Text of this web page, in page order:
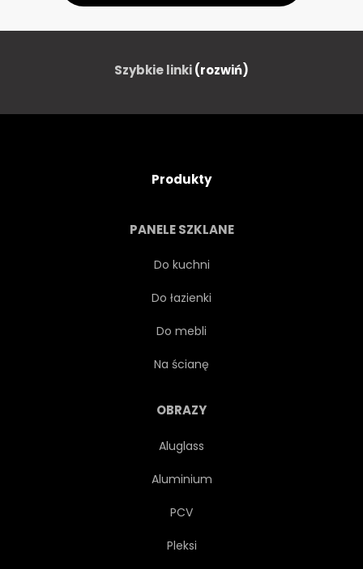
Szybkie linki(rozwiń)
Produkty
PANELE SZKLANE
Do kuchni
Do łazienki
Do mebli
Na ścianę
OBRAZY
Aluglass
Aluminium
PCV
Pleksi